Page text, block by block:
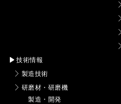
技術情報
製造技術
研磨材・研磨機
製造・開発